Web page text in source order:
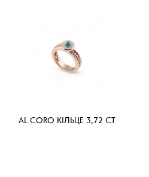
AL CORO КІЛЬЦЕ 3,72 CT